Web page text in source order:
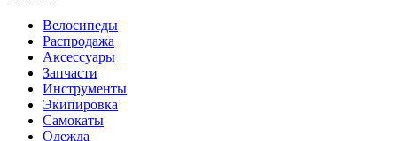
Велосипеды
Распродажа
Аксессуары
Запчасти
Инструменты
Экипировка
Самокаты
Одежда